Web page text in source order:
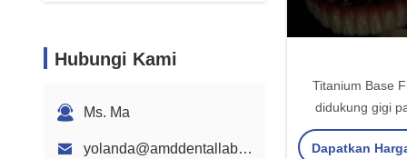
Hubungi Kami
Ms. Ma
yolanda@amddentallab.com
Titanium Base
didukung gigi
Keramik Crown
menggantikan
Dapatkan